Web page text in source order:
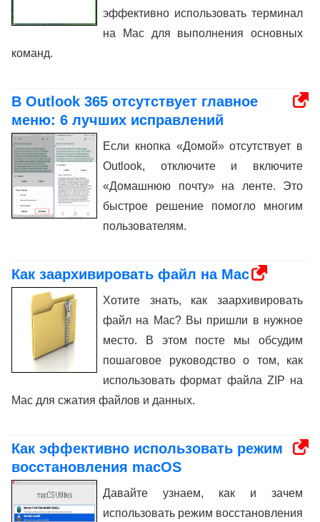
эффективно использовать терминал
на Mac для выполнения основных
команд.
В Outlook 365 отсутствует главное
меню: 6 лучших исправлений
Если кнопка «Домой» отсутствует в
Outlook, отключите и включите
«Домашнюю почту» на ленте. Это
быстрое решение помогло многим
пользователям.
Как заархивировать файл на Mac
Хотите знать, как заархивировать
файл на Mac? Вы пришли в нужное
место. В этом посте мы обсудим
пошаговое руководство о том, как
использовать формат файла ZIP на
Mac для сжатия файлов и данных.
Как эффективно использовать режим
восстановления macOS
Давайте узнаем, как и зачем
использовать режим восстановления